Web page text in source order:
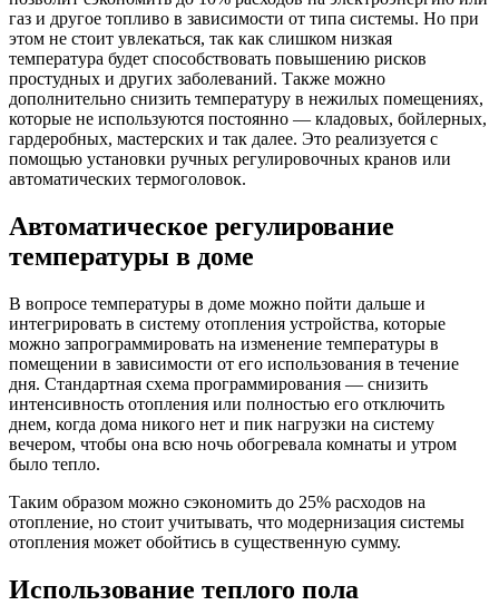
газ и другое топливо в зависимости от типа системы. Но при
этом не стоит увлекаться, так как слишком низкая
температура будет способствовать повышению рисков
простудных и других заболеваний. Также можно
дополнительно снизить температуру в нежилых помещениях,
которые не используются постоянно — кладовых, бойлерных,
гардеробных, мастерских и так далее. Это реализуется с
помощью установки ручных регулировочных кранов или
автоматических термоголовок.
Автоматическое регулирование
температуры в доме
В вопросе температуры в доме можно пойти дальше и
интегрировать в систему отопления устройства, которые
можно запрограммировать на изменение температуры в
помещении в зависимости от его использования в течение
дня. Стандартная схема программирования — снизить
интенсивность отопления или полностью его отключить
днем, когда дома никого нет и пик нагрузки на систему
вечером, чтобы она всю ночь обогревала комнаты и утром
было тепло.
Таким образом можно сэкономить до 25% расходов на
отопление, но стоит учитывать, что модернизация системы
отопления может обойтись в существенную сумму.
Использование теплого пола